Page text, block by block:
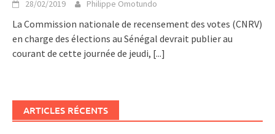
28/02/2019 Philippe Omotundo
La Commission nationale de recensement des votes (CNRV)
en charge des élections au Sénégal devrait publier au
courant de cette journée de jeudi, [...]
ARTICLES RÉCENTS